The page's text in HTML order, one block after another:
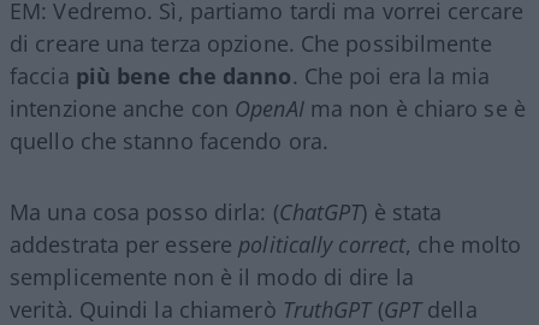
EM: Vedremo. Sì, partiamo tardi ma vorrei cercare
di creare una terza opzione. Che possibilmente
faccia più bene che danno. Che poi era la mia
intenzione anche con OpenAIma non è chiaro se è
quello che stanno facendo ora.
Ma una cosa posso dirla: (ChatGPT) è stata
addestrata per essere politically correct, che molto
semplicemente non è il modo di dire la
verità. Quindi la chiamerò TruthGPT(GPTdella